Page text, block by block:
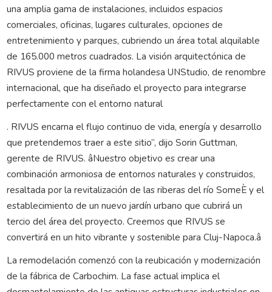
una amplia gama de instalaciones, incluidos espacios
comerciales, oficinas, lugares culturales, opciones de
entretenimiento y parques, cubriendo un área total alquilable
de 165.000 metros cuadrados. La visión arquitectónica de
RIVUS proviene de la firma holandesa UNStudio, de renombre
internacional, que ha diseñado el proyecto para integrarse
perfectamente con el entorno natural
. RIVUS encarna el flujo continuo de vida, energía y desarrollo
que pretendemos traer a este sitio”, dijo Sorin Guttman,
gerente de RIVUS. âNuestro objetivo es crear una
combinación armoniosa de entornos naturales y construidos,
resaltada por la revitalización de las riberas del río SomeÈ y el
establecimiento de un nuevo jardín urbano que cubrirá un
tercio del área del proyecto. Creemos que RIVUS se
convertirá en un hito vibrante y sostenible para Cluj-Napoca.â
La remodelación comenzó con la reubicación y modernización
de la fábrica de Carbochim. La fase actual implica el